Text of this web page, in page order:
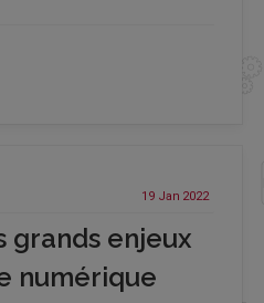
19 Jan 2022
grands enjeux
numérique